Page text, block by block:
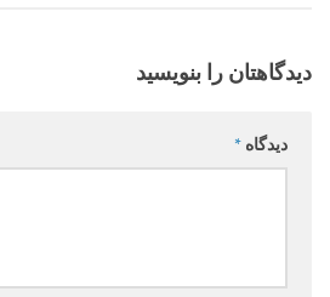
دیدگاهتان را بنویسید
دیدگاه *